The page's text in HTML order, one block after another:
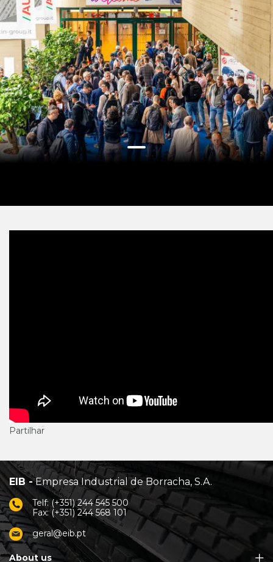
Partilhar
EIB -Empresa Industrial de Borracha, S.A.
Telf: (+351) 244 545 500
Fax: (+351) 244 568 101
geral@eib.pt
About us